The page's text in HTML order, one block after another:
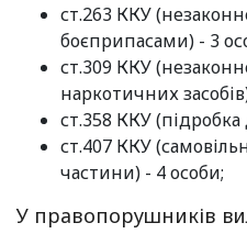
ст.263 ККУ
боєприпасами) - 3
ст.309 ККУ
наркотичних
ст.358 ККУ
ст.407 ККУ
частини) - 4 особи;
У правопорушників